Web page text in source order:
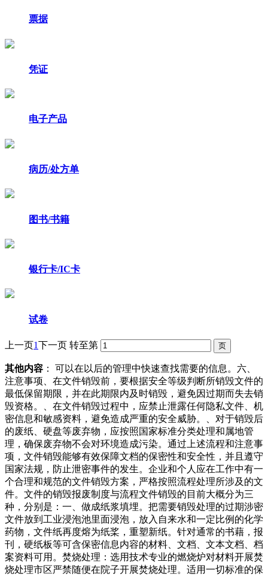
票据
凭证
电子产品
病历/处方单
图书/书籍
银行卡/IC卡
试卷
上一页1下一页 转至第
其他内容 ： 可以在以后的管理中快速查找需要的信息。六、
注意事项、在文件销毁前，要根据安全等级判断所销毁文件的
最低保留期限，并在此期限内及时销毁，避免因过期而失去销
毁资格。、在文件销毁过程中，应禁止泄露任何隐私文件、机
密信息和敏感资料，避免造成严重的安全威胁。、对于销毁后
的废纸、硬盘等废弃物，应按照国家标准分类处理和属地管
理，确保废弃物不会对环境造成污染。通过上述流程和注意事
项，文件销毁能够有效保障文档的保密性和安全性，并且遵守
国家法规，防止泄密事件的发生。企业和个人应在工作中有一
个合理和规范的文件销毁方案，严格按照流程处理所涉及的文
件。文件的销毁报废制度与流程文件销毁的目前大概分为三
种，分别是：一、做成纸浆填埋。把需要销毁处理的过期涉密
文件放到工业浸泡池里面浸泡，放入自来水和一定比例的化学
药物，文件纸再度熔为纸桨，重塑新纸。针对通常的书藉，报
刊，硬纸板等可含保密信息内容的材料、文档、文本文档、档
案资料可用。焚烧处理：选用技术专业的燃烧炉对材料开展焚
烧处理市区严禁随便在院子开展焚烧处理。适用一切标准的保